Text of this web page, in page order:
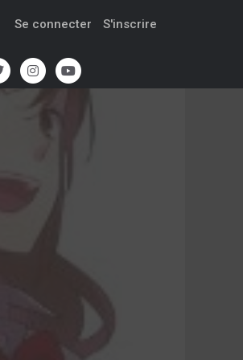
Se connecter S'inscrire